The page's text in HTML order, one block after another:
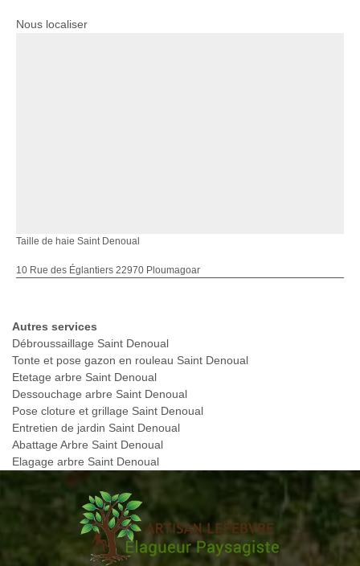
Nous localiser
Taille de haie Saint Denoual
10 Rue des Églantiers 22970 Ploumagoar
Autres services
Débroussaillage Saint Denoual
Tonte et pose gazon en rouleau Saint Denoual
Etetage arbre Saint Denoual
Dessouchage arbre Saint Denoual
Pose cloture et grillage Saint Denoual
Entretien de jardin Saint Denoual
Abattage Arbre Saint Denoual
Elagage arbre Saint Denoual